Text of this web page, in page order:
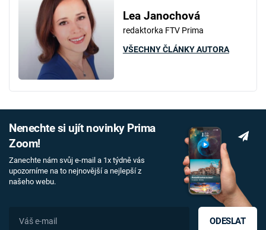
Lea Janochová
redaktorka FTV Prima
VŠECHNY ČLÁNKY AUTORA
Nenechte si ujít novinky Prima
Zoom!
Zanechte nám svůj e-mail a 1x týdně vás
upozorníme na to nejnovější a nejlepší z
našeho webu.
ODESLAT